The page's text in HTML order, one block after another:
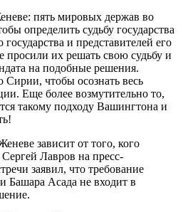
пять мировых держав во
определить судьбу государства
государства и представителей его
просили их решать свою судьбу и
на подобные решения.
Сирии, чтобы осознать весь
Еще более возмутительно то,
такому подходу Вашингтона и
зависит от того, кого
Лавров на пресс-
заявил, что требование
Башара Асада не входит в